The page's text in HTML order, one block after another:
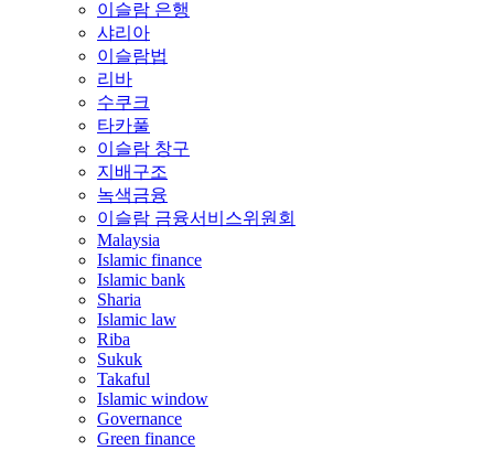
이슬람 은행
샤리아
이슬람법
리바
수쿠크
타카풀
이슬람 창구
지배구조
녹색금융
이슬람 금융서비스위원회
Malaysia
Islamic finance
Islamic bank
Sharia
Islamic law
Riba
Sukuk
Takaful
Islamic window
Governance
Green finance